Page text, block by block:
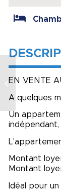
EN VENTE
A quelques
Un
indépendant,
Montant
Montant
Idéal pour
interactive
charcuterie